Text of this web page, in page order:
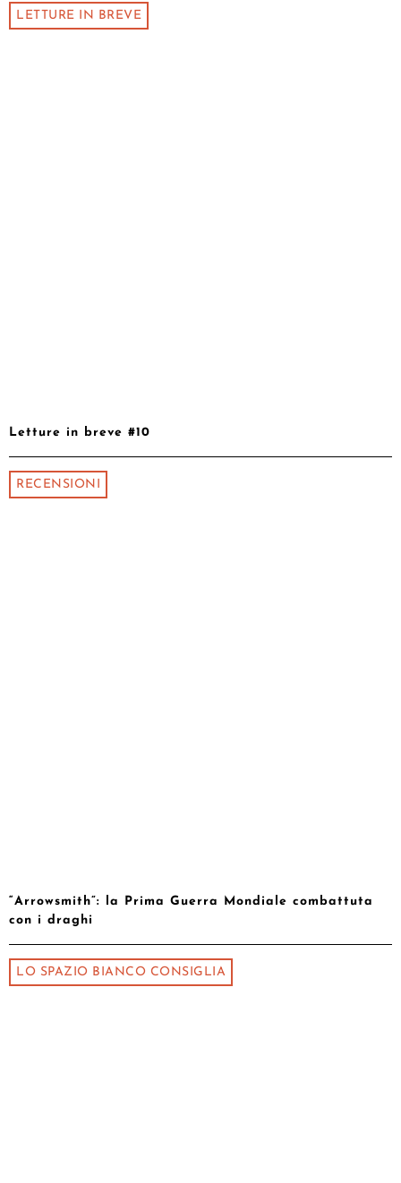
LETTURE IN BREVE
Letture in breve #10
RECENSIONI
“Arrowsmith”: la Prima Guerra Mondiale combattuta
con i draghi
LO SPAZIO BIANCO CONSIGLIA